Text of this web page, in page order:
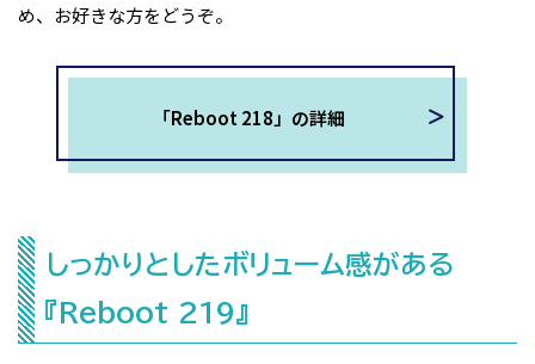
め、お好きな方をどうぞ。
「Reboot 218」の詳細
しっかりとしたボリューム感がある
『Reboot 219』